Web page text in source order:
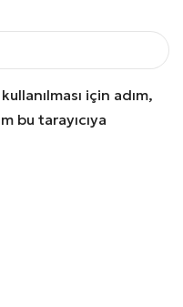
için adım,
bu tarayıcıya